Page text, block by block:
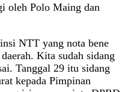
oleh Polo Maing dan
NTT yang nota bene
Kita sudah sidang
Tanggal 29 itu sidang
kepada Pimpinan